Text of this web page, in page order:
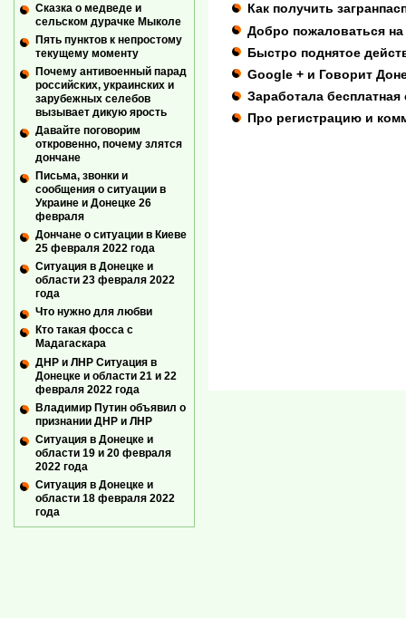
Как получить
Добро пожаловаться
Быстро поднятое
Google + и Говорит
Заработала
Про регистрацию и
Сказка о медведе и
сельском дурачке Мыколе
Пять пунктов к непростому
текущему моменту
Почему антивоенный парад
российских, украинских и
зарубежных селебов
вызывает дикую ярость
Давайте поговорим
откровенно, почему злятся
дончане
Письма, звонки и
сообщения о ситуации в
Украине и Донецке 26
февраля
Дончане о ситуации в Киеве
25 февраля 2022 года
Ситуация в Донецке и
области 23 февраля 2022
года
Что нужно для любви
Кто такая фосса с
Мадагаскара
ДНР и ЛНР Ситуация в
Донецке и области 21 и 22
февраля 2022 года
Владимир Путин объявил о
признании ДНР и ЛНР
Ситуация в Донецке и
области 19 и 20 февраля
2022 года
Ситуация в Донецке и
области 18 февраля 2022
года